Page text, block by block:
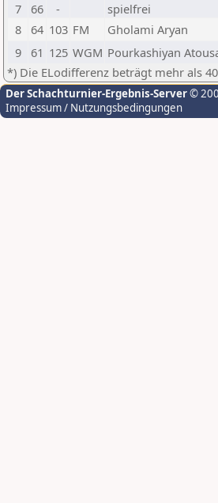
7
66 - spielfrei
8
64 103 FM Gholami Aryan
9
61 125 WGM Pourkashiyan
*) Die ELodifferenz beträgt mehr als
Der Schachturnier-Ergebnis-Server©
Impressum / Nutzungsbedingungen